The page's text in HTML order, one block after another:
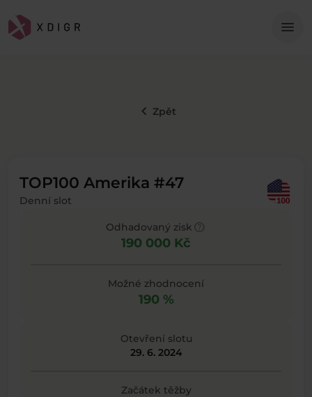
menu
keyboard_arrow_left Zpět
TOP100 Amerika #47
Denní slot
Odhadovaný zisk
190 000 Kč
Možné zhodnocení
190 %
Otevření slotu
29. 6. 2024
Začátek těžby